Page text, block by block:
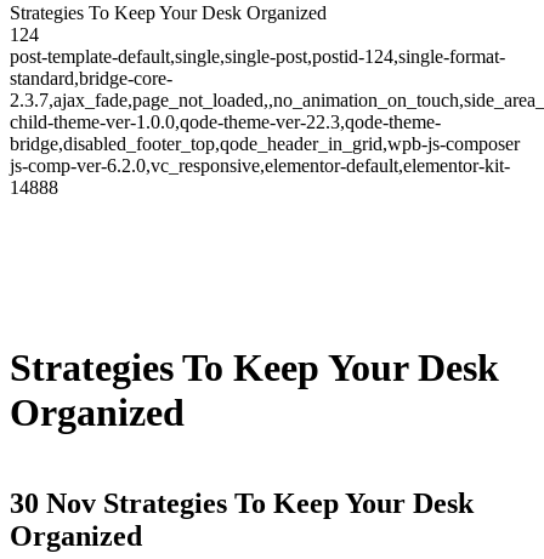
Strategies To Keep Your Desk Organized
124
post-template-default,single,single-post,postid-124,single-format-
standard,bridge-core-
child-theme-ver-1.0.0,qode-theme-ver-22.3,qode-theme-
bridge,disabled_footer_top,qode_header_in_grid,wpb-js-composer
js-comp-ver-6.2.0,vc_responsive,elementor-default,elementor-kit-
14888
Strategies To Keep Your Desk
Organized
30 Nov Strategies To Keep Your Desk
Organized